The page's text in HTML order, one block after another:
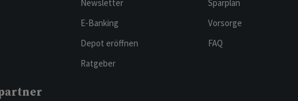
Newsletter
E-Banking
Depot eröffnen
Ratgeber
Sparplan
Vorsorge
FAQ